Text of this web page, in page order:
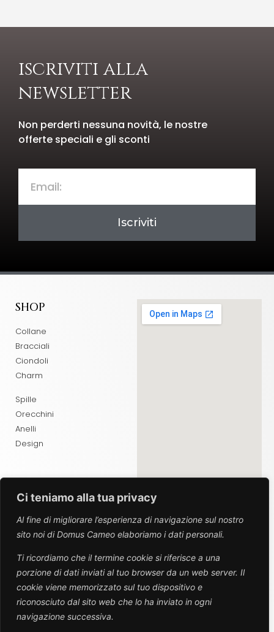
Ci teniamo alla tua privacy
Al fine di migliorare l’esperienza di navigazione sul nostro
sito noi di Domus Cameo elaboriamo i dati personali.
Ti ricordiamo che il termine cookie si riferisce a una
porzione di dati inviati al tuo browser da un web server. Il
cookie viene memorizzato sul tuo dispositivo e
riconosciuto dal sito web che lo ha inviato in ogni
navigazione successiva.
iscriviti alla
newsletter
Non perderti nessuna novità, le nostre
offerte speciali e gli sconti
Iscriviti
SHOP
Collane
Bracciali
Ciondoli
Charm
Spille
Orecchini
Anelli
Design
ABOUT
Contatti
SEGUICI SUI SOCIAL